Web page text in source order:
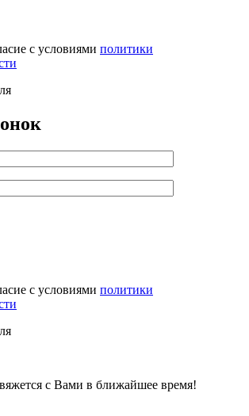
с условиями политики
с условиями политики
с Вами в ближайшее время!